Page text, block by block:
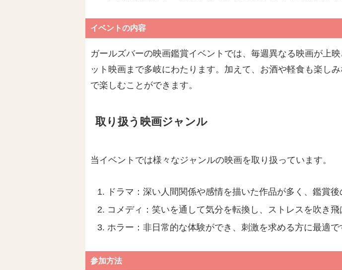
イベントの内容
ガールズバーの映画鑑賞イベントでは、毎週異なる映画が上
ット映画まで多岐にわたります。加えて、お酒や軽食も楽し
で楽しむことができます。
取り扱う映画ジャンル
当イベントでは様々なジャンルの映画を取り扱っています。
ドラマ：深い人間関係や感情を描いた作品が多く、鑑賞後
コメディ：笑いを通して気分を転換し、ストレスを吹き飛
ホラー：非日常的な体験ができ、刺激を求める方に最適で
参加方法